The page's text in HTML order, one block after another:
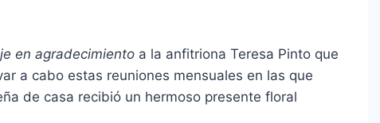
en agradecimiento a la anfitriona Teresa Pinto que
a cabo estas reuniones mensuales en las que
de casa recibió un hermoso presente floral